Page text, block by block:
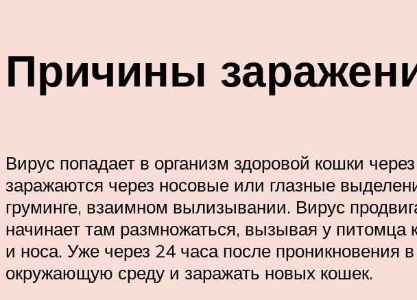
Причины
Вирус попадает в организм здоровой кошки
заражаются через носовые или глазные
груминге, взаимном вылизывании. Вирус
начинает там размножаться, вызывая у
и носа. Уже через 24 часа после проникновения
окружающую среду и заражать новых кошек.